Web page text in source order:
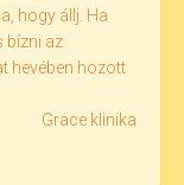
hogy állj. Ha
bízni az
hevében hozott
Grace klinika